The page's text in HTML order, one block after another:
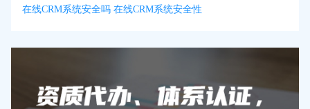
在线CRM系统安全吗 在线CRM系统安全性